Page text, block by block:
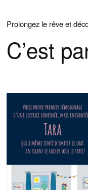
Prolongez le rêve et
C’est